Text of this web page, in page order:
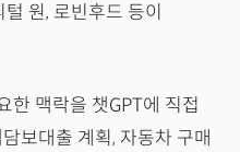
원, 로빈후드 등이
한 맥락을 챗GPT에 직접
보대출 계획, 자동차 구매